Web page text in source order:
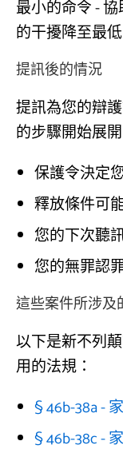
最小的命令 -
的干擾降至最
提訊後的情況
提訊為您的辯
的步驟開始展開
保護令決定
釋放條件可
您的下次聽
您的無罪認
這些案件所涉
以下是新不列
用的法規：
§ 46b-38a -
§ 46b-38c -